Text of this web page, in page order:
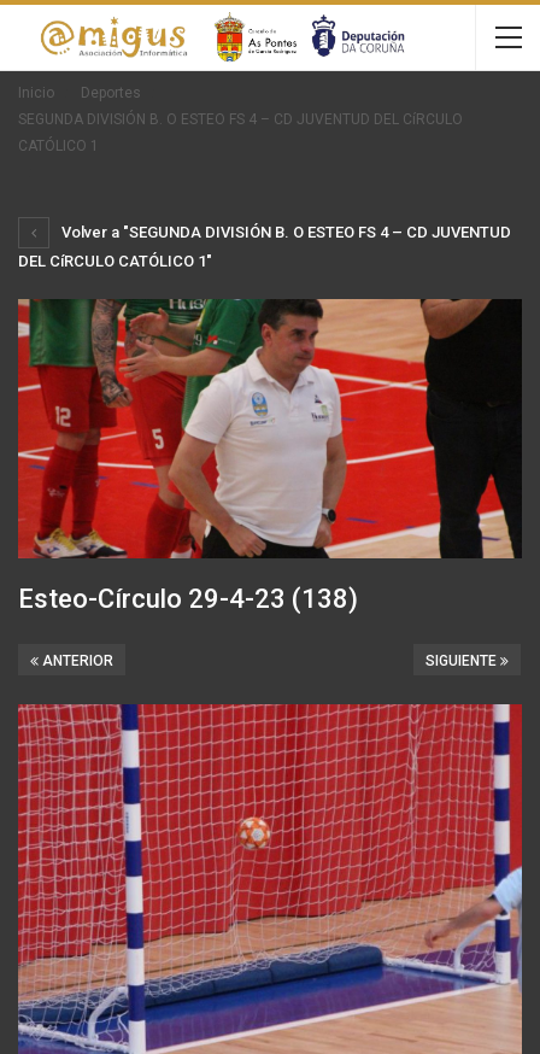
Inicio
Deportes
SEGUNDA DIVISIÓN B. O ESTEO FS 4 – CD JUVENTUD DEL CíRCULO
CATÓLICO 1
Volver a "SEGUNDA DIVISIÓN B. O ESTEO FS 4 – CD JUVENTUD
DEL CíRCULO CATÓLICO 1"
Esteo-Círculo 29-4-23 (138)
SIGUIENTE
ANTERIOR